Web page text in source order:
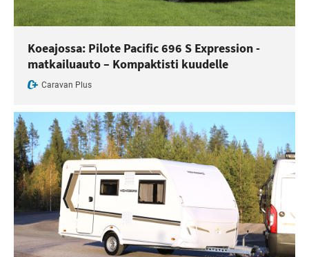
Koeajossa: Pilote Pacific 696 S Expression -
matkailuauto – Kompaktisti kuudelle
Caravan Plus